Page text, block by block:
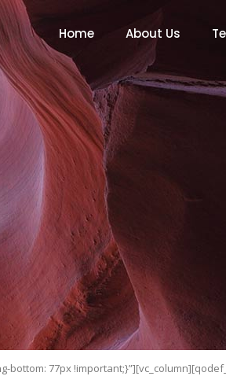
Home About Us
bottom: 77px